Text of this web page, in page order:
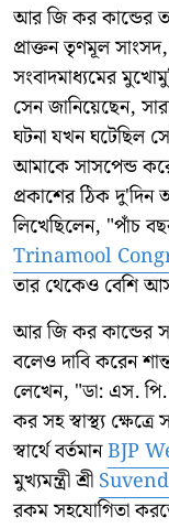
আর জি কর কান্ডের
প্রাক্তন তৃণমূল
সংবাদমাধ্যমের
সেন জানিয়েছেন,
ঘটনা যখন ঘটেছিল
আমাকে সাসপেন্ড
প্রকাশের ঠিক
লিখেছিলেন, "পাঁচ
Trinamool
তার থেকেও বেশি
আর জি কর কান্ডের
বলেও দাবি করেন
লেখেন, "ডা: এস. পি.
কর সহ স্বাস্থ্য ক্ষেত্রে
স্বার্থে বর্তমানBJP
মুখ্যমন্ত্রী শ্রী
রকম সহযোগিতা